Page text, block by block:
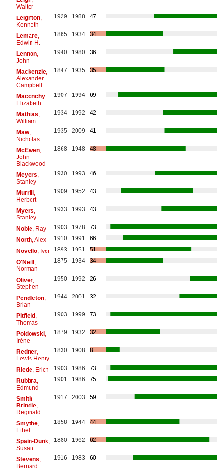
Walter
Leighton,
Kenneth
1929 1988 47
Lemare,
Edwin H.
1865 1934 34
Lennon,
John
1940 1980 36
Mackenzie,
Alexander
Campbell
1847 1935 35
Maconchy,
Elizabeth
1907 1994 69
Mathias
William
1934 1992 42
Maw,
Nicholas
1935 2009 41
McEwen,
John
Blackwood
1868 1948 48
Meyers
Stanley
1930 1993 46
Murrill,
Herbert
1909 1952 43
Myers
Stanley
1933 1993 43
Noble, Ray 1903 1978
73
North, Alex 1910 1991
66
Novello, Ivor 1893 1951
51
O'Neill,
Norman
1875 1934 34
Oliver,
Stephen
1950 1992 26
Pendleton,
Brian
1944 2001 32
Pitfield,
Thomas
1903 1999 73
Poldowski,
Irène
1879 1932 32
Redner,
Lewis Henry
1830 1908 8
Riede, Erich 1903 1986
73
Rubbra
Edmund
1901 1986 75
Smith
Brindle,
Reginald
1917 2003 59
Smythe,
Ethel
1858 1944 44
Spain-Dunk,
Susan
1880 1962 62
Stevens
Bernard
1916 1983 60